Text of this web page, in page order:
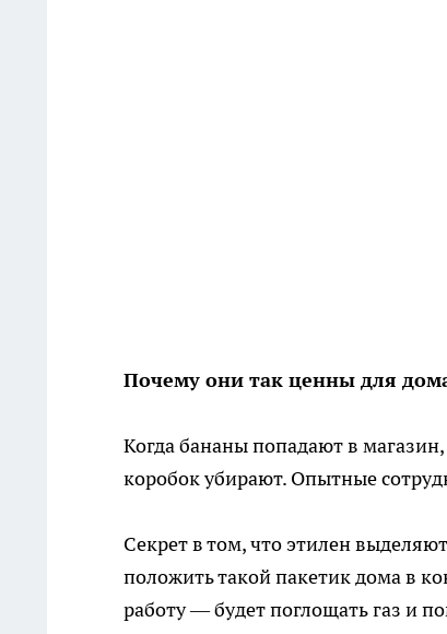
Почему они так ценны для
Когда бананы попадают в
коробок убирают. Опытные
Секрет в том, что этилен
положить такой пакетик дома в
работу — будет поглощать газ и